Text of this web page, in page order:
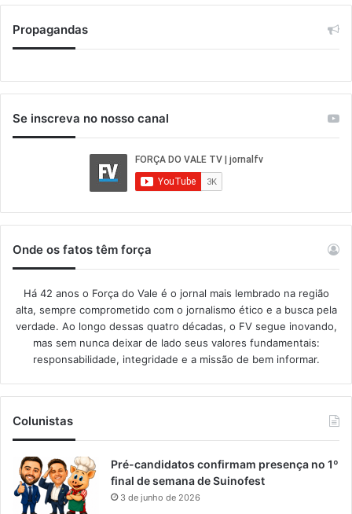
Propagandas
Se inscreva no nosso canal
Onde os fatos têm força
Há 42 anos o Força do Vale é o jornal mais lembrado na região
alta, sempre comprometido com o jornalismo ético e a busca pela
verdade. Ao longo dessas quatro décadas, o FV segue inovando,
mas sem nunca deixar de lado seus valores fundamentais:
responsabilidade, integridade e a missão de bem informar.​
Colunistas
Pré-candidatos confirmam presença no 1º
final de semana de Suinofest
3 de junho de 2026